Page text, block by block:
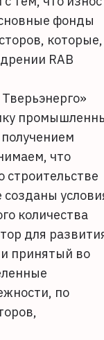
фонды
RAB
что
строительстве
количества
для
принятый во
по